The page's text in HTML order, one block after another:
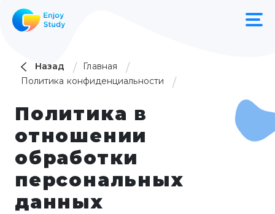
Назад
Главная
Политика конфиденциальности
Политика в
отношении
обработки
персональных
данных